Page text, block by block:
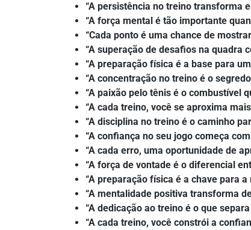
“A persistência no treino transforma
“A força mental é tão importante
“Cada ponto é uma chance de
“A superação de desafios na quadra
“A preparação física é a base para
“A concentração no treino é o
“A paixão pelo tênis é o combustível
“A cada treino, você se aproxima
“A disciplina no treino é o caminho
“A confiança no seu jogo começa
“A cada erro, uma oportunidade de
“A força de vontade é o diferencial
“A preparação física é a chave para
“A mentalidade positiva transforma
“A dedicação ao treino é o que
“A cada treino, você constrói a